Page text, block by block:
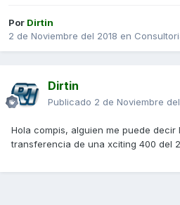
Por Dirtin
2 de Noviembre del 2018 en
Dirtin
Publicado 2 de Noviembre
Hola compis, alguien me puede decir
transferencia de una xciting 400 del